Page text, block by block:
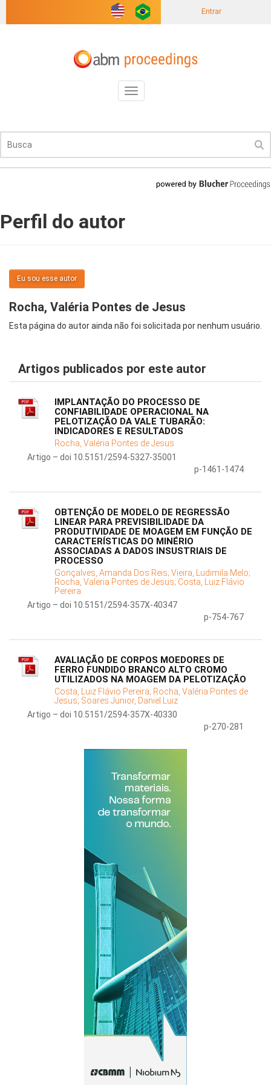
Entrar
Toggle
navigation
Perfil do autor
Eu sou esse autor
Rocha, Valéria Pontes de Jesus
Esta página do autor ainda não foi solicitada por nenhum usuário.
Artigos publicados por este autor
IMPLANTAÇÃO DO PROCESSO DE
CONFIABILIDADE OPERACIONAL NA
PELOTIZAÇÃO DA VALE TUBARÃO:
INDICADORES E RESULTADOS
Rocha, Valéria Pontes de Jesus
Artigo – doi 10.5151/2594-5327-35001
p-1461-1474
OBTENÇÃO DE MODELO DE REGRESSÃO
LINEAR PARA PREVISIBILIDADE DA
PRODUTIVIDADE DE MOAGEM EM FUNÇÃO DE
CARACTERÍSTICAS DO MINÉRIO
ASSOCIADAS A DADOS INSUSTRIAIS DE
PROCESSO
Gonçalves, Amanda Dos Reis; Vieira, Ludimila Melo;
Rocha, Valeria Pontes de Jesus; Costa, Luiz Flávio
Pereira
Artigo – doi 10.5151/2594-357X-40347
p-754-767
AVALIAÇÃO DE CORPOS MOEDORES DE
FERRO FUNDIDO BRANCO ALTO CROMO
UTILIZADOS NA MOAGEM DA PELOTIZAÇÃO
Costa, Luiz Flávio Pereira; Rocha, Valéria Pontes de
Jesus; Soares Junior, Daniel Luiz
Artigo – doi 10.5151/2594-357X-40330
p-270-281